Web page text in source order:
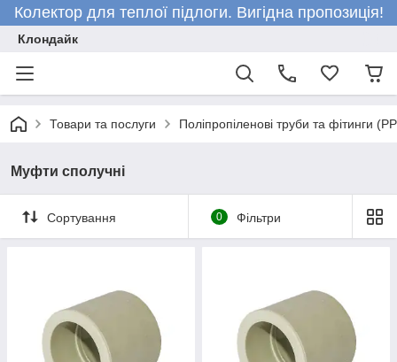
Колектор для теплої підлоги. Вигідна пропозиція!
Клондайк
Товари та послуги Поліпропіленові труби та фітинги
Муфти сполучні
Сортування 0 Фільтри